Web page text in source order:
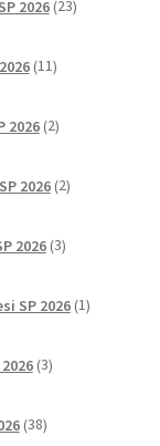
2026 23izdelkov
11izdelkov
2026 2izdelka
2026 2izdelka
2026 3izdelki
SP 2026 1izdelek
3izdelki
38izdelkov